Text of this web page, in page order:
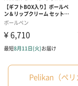
Pelikan（ペ